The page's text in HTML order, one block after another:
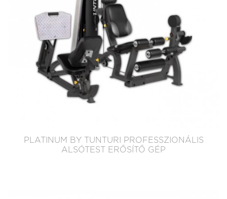
PLATINUM BY TUNTURI PROFESSZIONÁLIS
ALSÓTEST ERŐSÍTŐ GÉP